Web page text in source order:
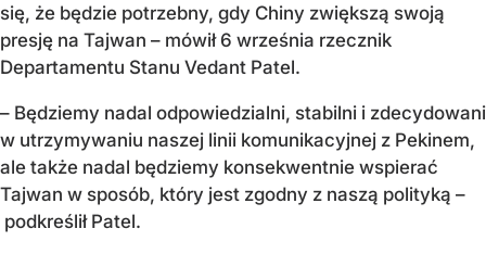
się, że będzie potrzebny, gdy Chiny zwiększą swoją
presję na Tajwan – mówił 6 września rzecznik
Departamentu Stanu Vedant Patel.
– Będziemy nadal odpowiedzialni, stabilni i zdecydowani
w utrzymywaniu naszej linii komunikacyjnej z Pekinem,
ale także nadal będziemy konsekwentnie wspierać
Tajwan w sposób, który jest zgodny z naszą polityką –
podkreślił Patel.